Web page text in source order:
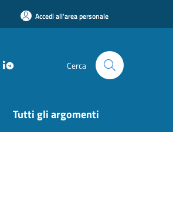
Accedi all'area personale
Cerca
Tutti gli argomenti